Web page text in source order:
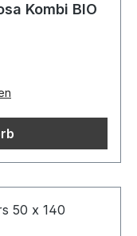
Kombi BIO